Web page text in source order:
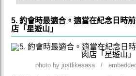
5. 約會時最適合。適當在紀念日時
店「星遊山」
photo by justlikesasa /